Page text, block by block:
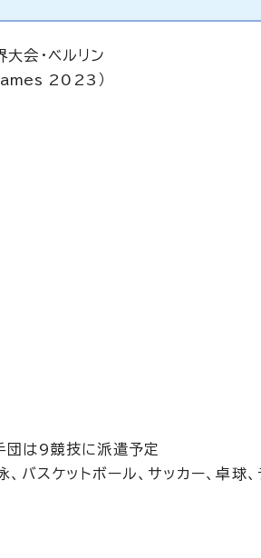
会・ベルリン
2023）
団は9競技に派遣予定
バスケットボール、サッカー、卓球、